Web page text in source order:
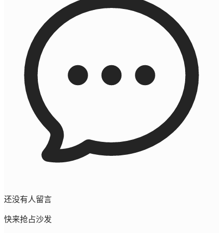
还没有人留言
快来抢占沙发